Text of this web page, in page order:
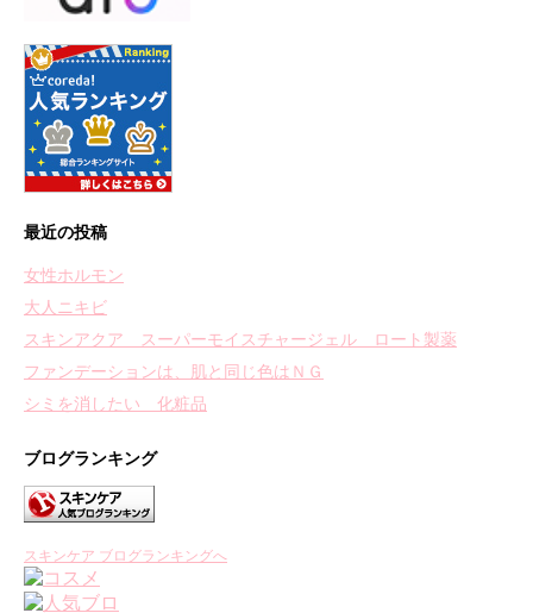
最近の投稿
女性ホルモン
大人ニキビ
スキンアクア スーパーモイスチャージェル ロート製薬
ファンデーションは、肌と同じ色はＮＧ
シミを消したい 化粧品
ブログランキング
スキンケア ブログランキングへ